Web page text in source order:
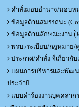
คำสั่งมอบอำนาจ/มอบห
ข้อมูลด้านสมรรถนะ
ข้อมูลด้านลักษณะงาน (๋
พรบ./ระเบียบ/กฎหมาย/
ประกาศ/คำสั่ง ที่เกี่ยวกั
แผนการบริหารและพัฒ
ประจำปี
แบบคำร้องงานบุคคลากร